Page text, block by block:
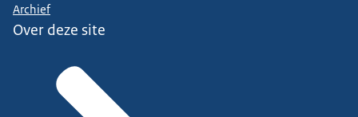
Archief
Over deze site